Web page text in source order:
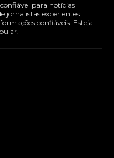
para notícias
jornalistas experientes
confiáveis. Esteja